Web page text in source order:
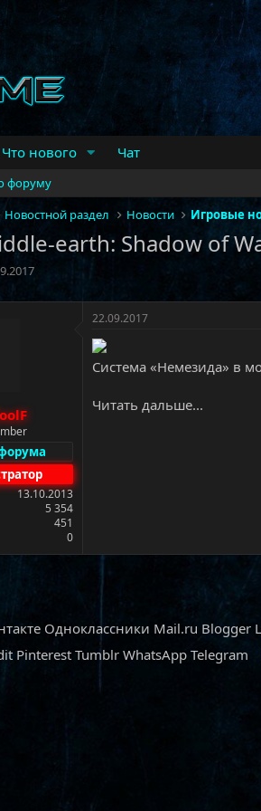
Что нового Чат
форуму
Новостной раздел Новости Игровые
earth: Shadow of
13.10.2013
5 354
451
0
22.09.2017
Система «Немезида» в
Читать дальше...
Одноклассники Mail.ru Blogger
Pinterest Tumblr WhatsApp Telegram